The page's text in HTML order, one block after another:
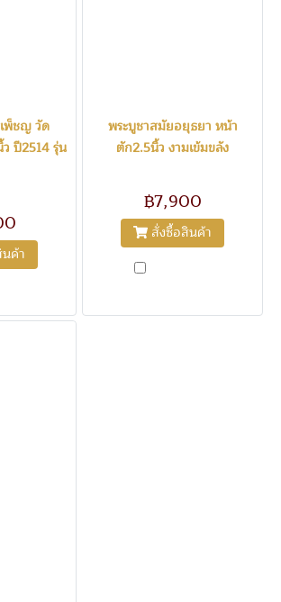
พ็ชญ วัด
ปี2514 รุ่น
ค้า
พระบูชาสมัยอยุธยา หน้า
ตัก2.5นิ้ว งามเข้มขลัง
฿7,900
สั่งซื้อสินค้า